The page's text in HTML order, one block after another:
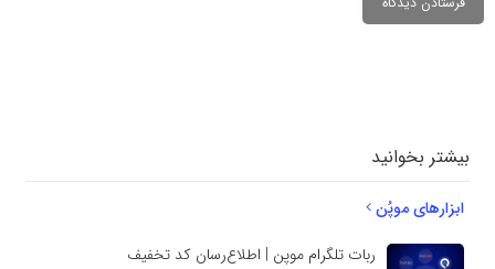
بیشتر بخوانید
ابزارهای موپُن
ربات تلگرام موپن | اطلاع‌رسان کد تخفیف